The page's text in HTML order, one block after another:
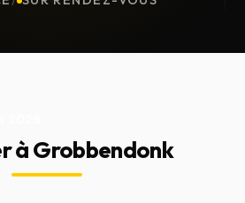
à Grobbendonk